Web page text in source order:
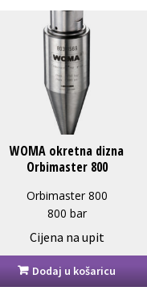
WOMA okretna dizna
Orbimaster 800
Orbimaster 800
800 bar
Cijena na upit
Dodaj u košaricu